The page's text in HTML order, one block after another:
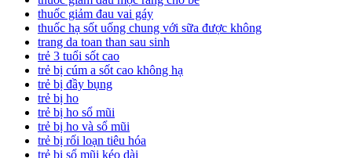
thuốc giảm đau vai gáy
thuốc hạ sốt uống chung với sữa được không
trang da toan than sau sinh
trẻ 3 tuổi sốt cao
trẻ bị cúm a sốt cao không hạ
trẻ bị đầy bụng
trẻ bị ho
trẻ bị ho sổ mũi
trẻ bị ho và sổ mũi
trẻ bị rối loạn tiêu hóa
trẻ bị sổ mũi kéo dài